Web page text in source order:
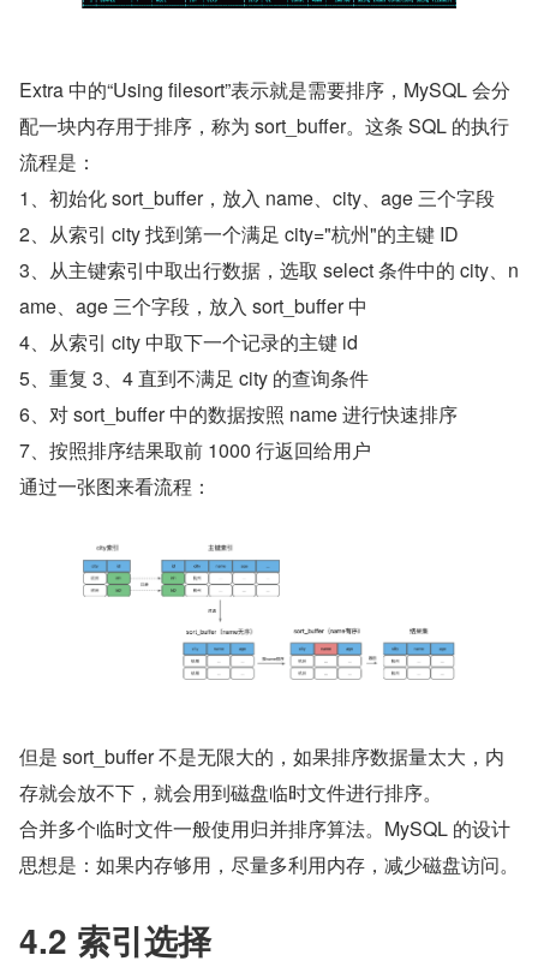
Extra 中的“Using filesort”表示就是需要排序，MySQL 会分
配一块内存用于排序，称为 sort_buffer。这条 SQL 的执行
流程是：
1、初始化 sort_buffer，放入 name、city、age 三个字段
2、从索引 city 找到第一个满足 city="杭州"的主键 ID
3、从主键索引中取出行数据，选取 select 条件中的 city、n
ame、age 三个字段，放入 sort_buffer 中
4、从索引 city 中取下一个记录的主键 id
5、重复 3、4 直到不满足 city 的查询条件
6、对 sort_buffer 中的数据按照 name 进行快速排序
7、按照排序结果取前 1000 行返回给用户
通过一张图来看流程：
但是 sort_buffer 不是无限大的，如果排序数据量太大，内
存就会放不下，就会用到磁盘临时文件进行排序。
合并多个临时文件一般使用归并排序算法。MySQL 的设计
思想是：如果内存够用，尽量多利用内存，减少磁盘访问。
4.2 索引选择